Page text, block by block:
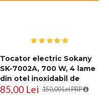
Tocator electric Sokany
SK-7002A, 700 W, 4 lame
din otel inoxidabil de
inalta calitate, 2L,
85,00 Lei 150,00 Lei PRP